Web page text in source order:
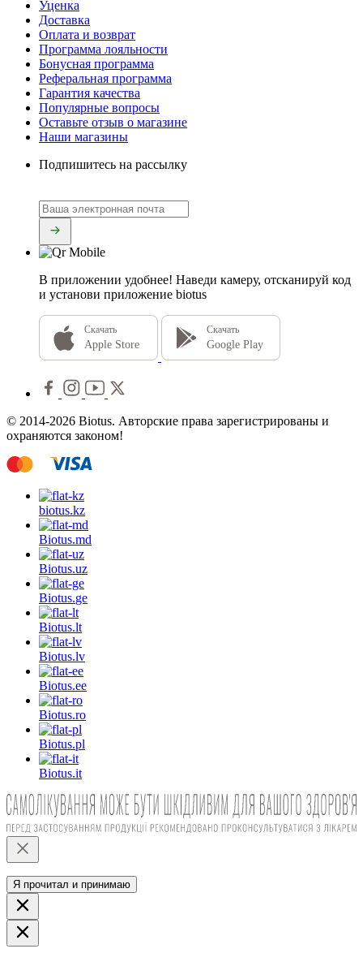
Уценка
Доставка
Оплата и возврат
Программа лояльности
Бонусная программа
Реферальная программа
Гарантия качества
Популярные вопросы
Оставьте отзыв о магазине
Наши магазины
Подпишитесь на рассылку
В приложении удобнее! Наведи камеру, отсканируй код
и установи приложение biotus
Скачать
Apple Store
Скачать
Google Play
© 2014-2026 Biotus. Авторские права зарегистрированы и
охраняются законом!
biotus.kz
Biotus.md
Biotus.uz
Biotus.ge
Biotus.lt
Biotus.lv
Biotus.ee
Biotus.ro
Biotus.pl
Biotus.it
Я прочитал и принимаю